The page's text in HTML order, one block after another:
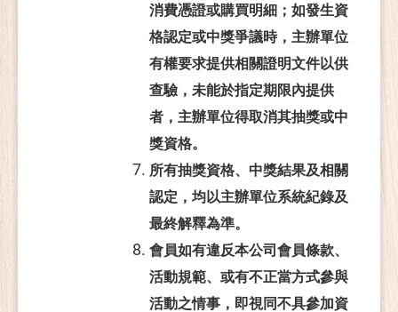
消費憑證或購買明細；如發生資
格認定或中獎爭議時，主辦單位
有權要求提供相關證明文件以供
查驗，未能於指定期限內提供
者，主辦單位得取消其抽獎或中
獎資格。
所有抽獎資格、中獎結果及相關
認定，均以主辦單位系統紀錄及
最終解釋為準。
會員如有違反本公司會員條款、
活動規範、或有不正當方式參與
活動之情事， 即視同不具參加資